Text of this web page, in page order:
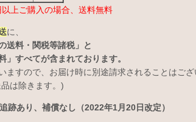
上ご購入の場合、送料無料
に、
送料・関税等諸税」と
」すべてが含まれております。
ますので、お届け時に別途請求されることはご
は除きます。)
跡あり、補償なし（2022年1月20日改定）